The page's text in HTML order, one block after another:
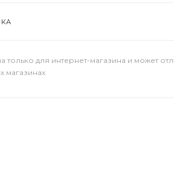
только для интернет-магазина и может
магазинах